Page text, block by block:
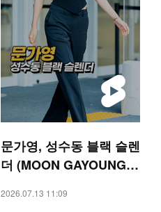
문가영, 성수동 블랙 슬렌
더 (MOON GAYOUNG)
2026.07.13 11:09